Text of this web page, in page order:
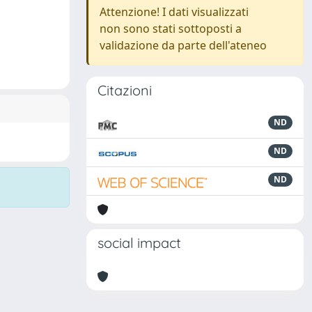
Attenzione! I dati visualizzati
non sono stati sottoposti a
validazione da parte dell'ateneo
Citazioni
ND
ND
ND
social impact